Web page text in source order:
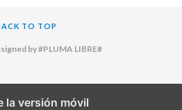
TO TOP
by #PLUMA LIBRE#
la versión móvil